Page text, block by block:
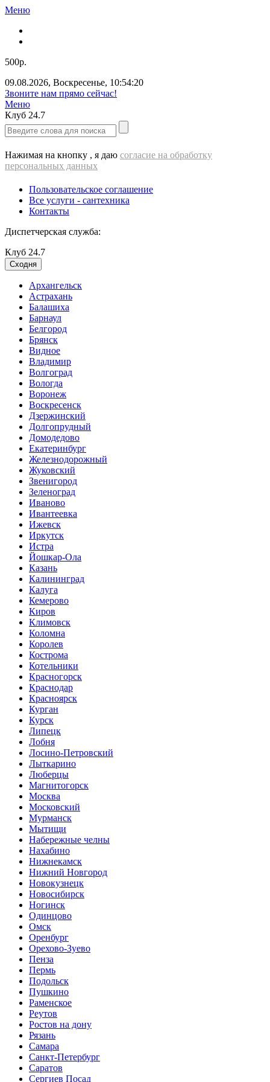
Меню
500р.
09.08.2026, Воскресенье, 10:54:20
Звоните нам прямо сейчас!
Меню
Клуб 24.7
Нажимая на кнопку , я даю согласие на обработку
персональных данных
Пользовательское соглашение
Все услуги - cантехника
Контакты
Диспетчерская служба:
Клуб 24.7
Сходня
Архангельск
Астрахань
Балашиха
Барнаул
Белгород
Брянск
Видное
Владимир
Волгоград
Вологда
Воронеж
Воскресенск
Дзержинский
Долгопрудный
Домодедово
Екатеринбург
Железнодорожный
Жуковский
Звенигород
Зеленоград
Иваново
Ивантеевка
Ижевск
Иркутск
Истра
Йошкар-Ола
Казань
Калининград
Калуга
Кемерово
Киров
Климовск
Коломна
Королев
Кострома
Котельники
Красногорск
Краснодар
Красноярск
Курган
Курск
Липецк
Лобня
Лосино-Петровский
Лыткарино
Люберцы
Магнитогорск
Москва
Московский
Мурманск
Мытищи
Набережные челны
Нахабино
Нижнекамск
Нижний Новгород
Новокузнецк
Новосибирск
Ногинск
Одинцово
Омск
Оренбург
Орехово-Зуево
Пенза
Пермь
Подольск
Пушкино
Раменское
Реутов
Ростов на дону
Рязань
Самара
Санкт-Петербург
Саратов
Сергиев Посад